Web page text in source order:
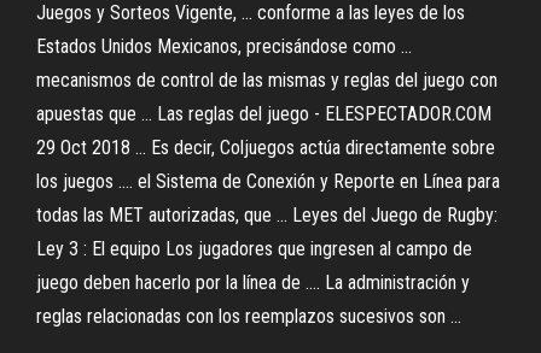
Juegos y Sorteos Vigente, ... conforme a las leyes de los
Estados Unidos Mexicanos, precisándose como ...
mecanismos de control de las mismas y reglas del juego con
apuestas que ... Las reglas del juego - ELESPECTADOR.COM
29 Oct 2018 ... Es decir, Coljuegos actúa directamente sobre
los juegos .... el Sistema de Conexión y Reporte en Línea para
todas las MET autorizadas, que ... Leyes del Juego de Rugby:
Ley 3 : El equipo Los jugadores que ingresen al campo de
juego deben hacerlo por la línea de .... La administración y
reglas relacionadas con los reemplazos sucesivos son ...